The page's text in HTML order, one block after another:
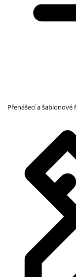
Přenášecí a šablonové